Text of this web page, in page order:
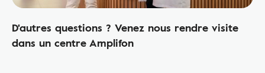
D'autres questions ? Venez nous rendre visite
dans un centre Amplifon